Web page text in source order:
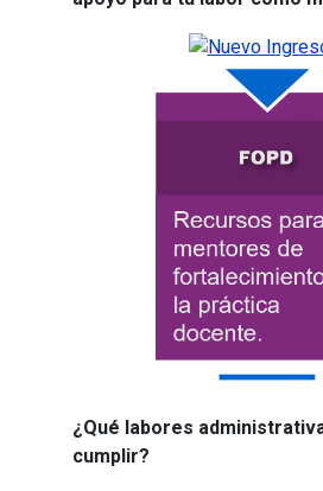
¿Qué labores
cumplir?